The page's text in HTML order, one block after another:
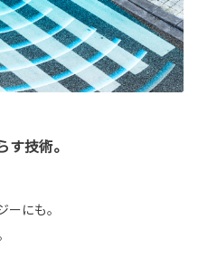
技術。
にも。